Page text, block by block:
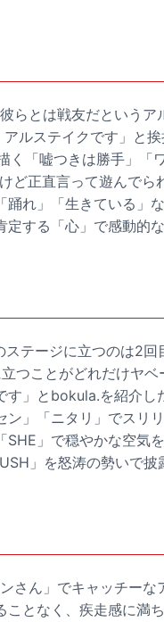
らとは戦友だというア
ルステイクです」と
「嘘つきは勝手」「
ど正直言って遊んで
れ」「生きている」
する「心」で感動的
テージに立つのは2
つことがどれだけヤ
」とbokula.を紹介し
」「ニタリ」でスリ
」で穏やかな空気
」を怒涛の勢いで披
さん」でキャッチーな
となく、疾走感に満